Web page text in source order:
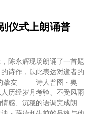
仪式上朗诵普
陈永辉现场朗诵了一首题
诗作，以此表达对逝者的
挚友 —— 诗人普图・奥
历经岁月考验、不受风雨
感、沉稳的语调完成朗